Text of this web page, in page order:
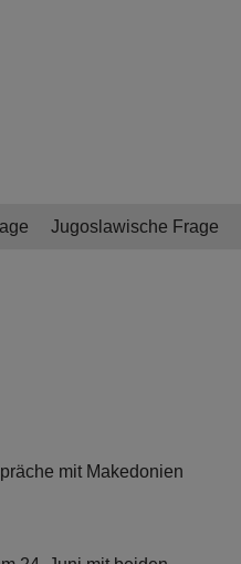
Jugoslawische Frage
mit Makedonien